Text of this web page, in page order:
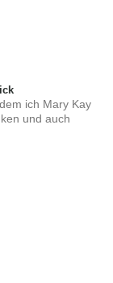
ich Mary Kay
und auch